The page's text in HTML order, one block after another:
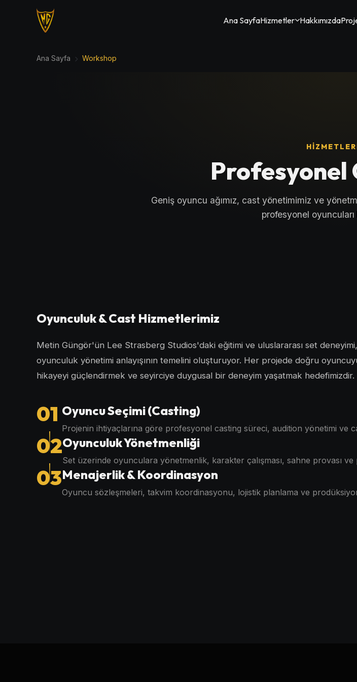
Ana SayfaHizmetler Hakkımızda
Ana Sayfa Workshop
Profesyonel
Geniş oyuncu ağımız, cast yönetimimiz ve
profesyonel
Oyunculuk & Cast Hizmetlerimiz
Metin Güngör'ün Lee Strasberg Studios'daki eğitimi ve uluslararası set
oyunculuk yönetimi anlayışının temelini oluşturuyor. Her projede doğru
hikayeyi güçlendirmek ve seyirciye duygusal bir deneyim yaşatmak hedefimizdir.
01 Oyuncu Seçimi (Casting)
Projenin ihtiyaçlarına göre profesyonel casting süreci, audition yönetimi ve
02Oyunculuk Yönetmenliği
Set üzerinde oyunculara yönetmenlik, karakter çalışması, sahne provası
03Menajerlik & Koordinasyon
Oyuncu sözleşmeleri, takvim koordinasyonu, lojistik planlama ve